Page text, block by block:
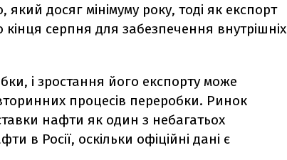
досяг мінімуму року, тоді як експорт
серпня для забезпечення внутрішніх
і зростання його експорту може
процесів переробки. Ринок
нафти як один з небагатьох
в Росії, оскільки офіційні дані є